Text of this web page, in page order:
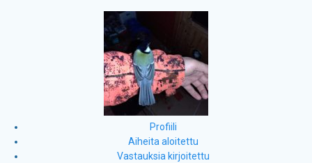
Profiili
Aiheita aloitettu
Vastauksia kirjoitettu